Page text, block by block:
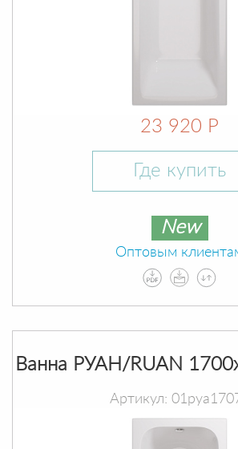
23 920 Р
Где купить
New
Оптовым
Ванна РУАН/RUAN
Артикул: